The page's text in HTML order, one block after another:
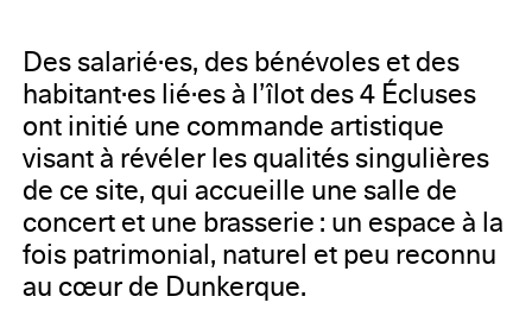
Des salarié·es, des bénévoles et des
habitant·es lié·es à l’îlot des 4 Écluses
ont initié une commande artistique
visant à révéler les qualités singulières
de ce site, qui accueille une salle de
concert et une brasserie : un espace à la
fois patrimonial, naturel et peu reconnu
au cœur de Dunkerque.